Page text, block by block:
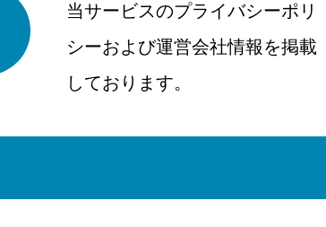
当サービスのプライバシーポリ
シーおよび運営会社情報を掲載
しております。